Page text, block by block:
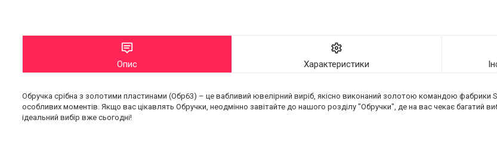
Опис Характеристики
Обручка срібна з золотими пластинами (Обр63) – це вабливий ювелірний виріб, якісно виконаний золотою командою
особливих моментів. Якщо вас цікавлять Обручки, неодмінно завітайте до нашого розділу "Обручки", де на вас чекає багатий
ідеальний вибір вже сьогодні!